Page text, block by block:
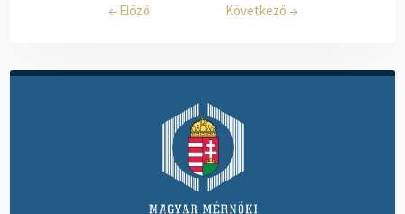
← Előző Következő →